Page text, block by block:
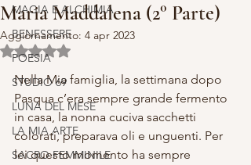
MAGIA E ALCHIMIA
BENESSERE
POESIA
STUDIO 69
LUNA DEL MESE
LA MIA ARTE
SACRO FEMMINILE
Maria Maddalena (2° Parte)
Aggiornamento: 4 apr 2023
Valutazione NaN stelle su 5.
Nella Mia famiglia, la settimana dopo
Pasqua c’era sempre grande fermento
in casa, la nonna cuciva sacchetti
colorati, preparava oli e unguenti. Per
lei questo momento ha sempre